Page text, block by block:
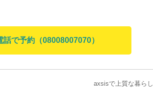
話で予約（08008007070）
axsisで上質な暮ら